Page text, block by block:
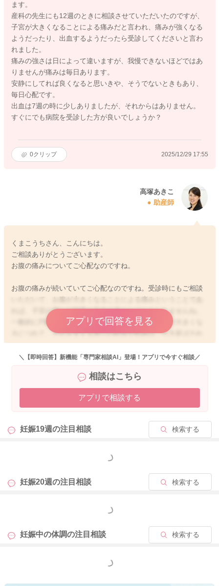
ます。
産科の先生にも12週のときに相談させていただいたのですが、
子宮が大きくなることによる痛みだと言われ、痛みが強くなる
ようだったり、出血するようだったら受診してくださいと言わ
れました。
痛みの強さは日によって違いますが、我慢できないほどではあ
りませんが痛みは毎日あります。
安静にしてれば良くなると思いきや、そうでないときもあり、
毎日心配です。
出血は7週の時に少しありましたが、それからはありません。
すぐにでも病院を受診した方が良いでしょうか？
0クリップ 2025/12/29 17:55
高塚あきこ
助産師
くまこうちさん、こんにちは。
ご相談ありがとうございます。
お腹の痛みについてご心配なのですね。
お腹の痛みが続いていてご心配なのですね。受診時にもご相談
いただいて、お腹が大きくなることによる痛みということであ
れば、子宮の周りの靭帯や筋肉の痛みなのかもしれませんね。
一般的に円靭帯痛と言われるものなのですが、子宮が大きくな
るにつれて、それを支える周りの靭帯や筋肉は、引き延ばされ
たり、負担が大きくなることで、身体の様々なお痛みが出ま
す。
盤ベルトや腹帯などで少し子宮を支えるようになさると、子宮
の周囲への負担が軽減され、痛みが軽減することがあります
よ。また、身体をお風呂などで温めていただいたり、マタニテ
うでしたら、ご検討いただくといいかもしれませんね。 出血や
月経のようなお腹の痛みでなければ、ご様子を見ていただいて
アプリで回答を見る
＼【即時回答】新機能「専門家相談AI」登場！アプリで今すぐ相談／
相談はこちら
アプリで相談する
妊娠19週の注目相談 検索する
もっと見る
妊娠20週の注目相談 検索する
もっと見る
妊娠中の体調の注目相談 検索する
もっと見る